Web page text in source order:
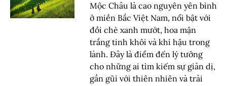
Mộc Châu là cao nguyên yên bình
ở miền Bắc Việt Nam, nổi bật với
đồi chè xanh mướt, hoa mận
trắng tinh khôi và khí hậu trong
lành. Đây là điểm đến lý tưởng
cho những ai tìm kiếm sự giản dị,
gần gũi với thiên nhiên và trải